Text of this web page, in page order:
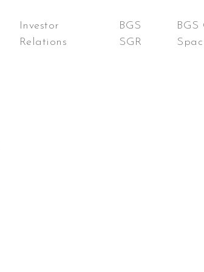
Investor
Relations
BGS
SGR
BGS
Spac